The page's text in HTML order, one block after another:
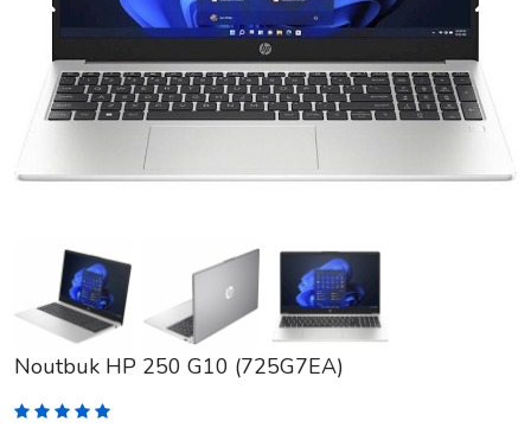
Noutbuk HP 250 G10 (725G7EA)